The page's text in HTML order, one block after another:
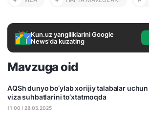
Kun.uz yangiliklarini Google
News'da kuzating
Mavzuga oid
AQSh dunyo bo‘ylab xorijiy talabalar uchun
viza suhbatlarini to‘xtatmoqda
11:00 / 28.05.2025